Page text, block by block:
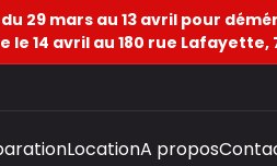
29 mars au 13 avril pour
le 14 avril au 180 rue Lafayette,
LocationA propos